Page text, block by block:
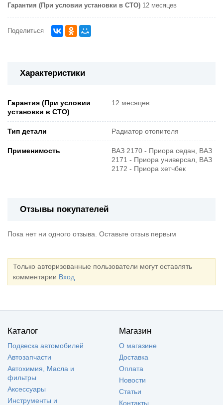
Гарантия (При условии установки в СТО) 12 месяцев
Поделиться
Характеристики
Гарантия (При условии
установки в СТО)
12 месяцев
Тип детали Радиатор отопителя
Применимость
ВАЗ 2170 - Приора седан, ВАЗ
2171 - Приора универсал, ВАЗ
2172 - Приора хетчбек
Отзывы покупателей
Пока нет ни одного отзыва. Оставьте отзыв первым
Только авторизованные пользователи могут оставлять
комментарии Вход
Каталог
Подвеска автомобилей
Автозапчасти
Автохимия, Масла и
фильтры
Аксессуары
Инструменты и
Магазин
О магазине
Доставка
Оплата
Новости
Статьи
Контакты